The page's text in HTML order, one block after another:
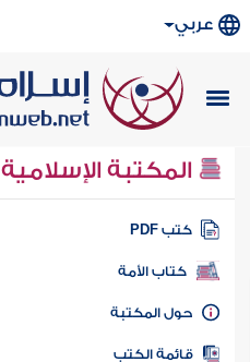
عربي
المكتبة الإسلامية
كتب PDF
كتاب الأمة
المكتبة